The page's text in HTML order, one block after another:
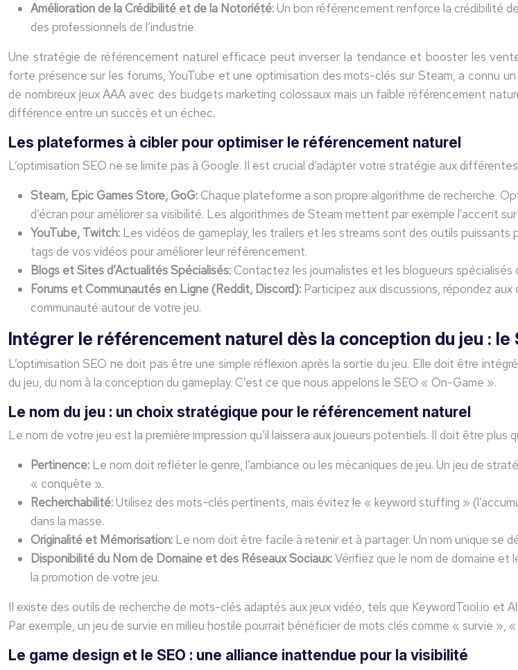
Amélioration de la Crédibilité et de la Notoriété:Un bon référencement renforce la crédibilité
des professionnels de l’industrie.
Une stratégie de référencement naturel efficace peut inverser la tendance et booster les
forte présence sur les forums, YouTube et une optimisation des mots-clés sur Steam, a connu un
de nombreux jeux AAA avec des budgets marketing colossaux mais un faible référencement
différence entre un succès et un échec.
Les plateformes à cibler pour optimiser le référencement naturel
L’optimisation SEO ne se limite pas à Google. Il est crucial d’adapter votre stratégie aux
Steam, Epic Games Store, GoG: Chaque plateforme a son propre algorithme de recherche.
d’écran pour améliorer sa visibilité. Les algorithmes de Steam mettent par exemple l’accent
YouTube, Twitch: Les vidéos de gameplay, les trailers et les streams sont des outils
tags de vos vidéos pour améliorer leur référencement.
Blogs et Sites d’Actualités Spécialisés: Contactez les journalistes et les blogueurs
Forums et Communautés en Ligne (Reddit, Discord): Participez aux discussions, répondez
communauté autour de votre jeu.
Intégrer le référencement naturel dès la conception du jeu : le
L’optimisation SEO ne doit pas être une simple réflexion après la sortie du jeu. Elle doit être
du jeu, du nom à la conception du gameplay. C’est ce que nous appelons le SEO « On-Game ».
Le nom du jeu : un choix stratégique pour le référencement naturel
Le nom de votre jeu est la première impression qu’il laissera aux joueurs potentiels. Il doit être
Pertinence: Le nom doit refléter le genre, l’ambiance ou les mécaniques de jeu. Un jeu de
« conquête ».
Recherchabilité:Utilisez des mots-clés pertinents, mais évitez le « keyword stuffing »
dans la masse.
Originalité et Mémorisation: Le nom doit être facile à retenir et à partager. Un nom unique se
Disponibilité du Nom de Domaine et des Réseaux Sociaux:Vérifiez que le nom de domaine et
la promotion de votre jeu.
Il existe des outils de recherche de mots-clés adaptés aux jeux vidéo, tels que KeywordTool.io
Par exemple, un jeu de survie en milieu hostile pourrait bénéficier de mots clés comme « survie
Le game design et le SEO : une alliance inattendue pour la visibilité